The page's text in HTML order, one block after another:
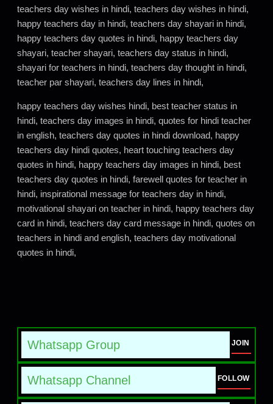
teachers day wishes in hindi, teachers day wishes in hindi,
happy teachers day in hindi, teachers day shayari in hindi,
happy teachers day quotes in hindi, happy teachers day
shayari, teacher shayari, teachers day status in hindi,
shayari for teachers in hindi, teachers day thought in hindi,
teacher par shayari, teachers day lines in hindi,
happy teachers day wishes hindi, best teacher status in
hindi, teachers day images in hindi, quotes for hindi teacher
in english, teachers day quotes in hindi download, happy
teachers day hindi quotes, heart touching teachers day
quotes in hindi, happy teachers day images in hindi, best
teachers day quotes in hindi, farewell quotes for teacher in
hindi, inspirational message for teachers day in hindi,
motivational shayari on teacher in hindi, happy teachers day
card in hindi, teachers day card message in hindi, quotes on
teachers in hindi and english, teachers day motivational
quotes in hindi,
Whatsapp Group JOIN
Whatsapp Channel FOLLOW